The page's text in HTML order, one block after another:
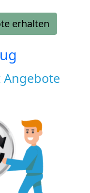
erhalten
Angebote